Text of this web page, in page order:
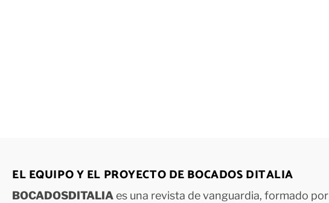
EL EQUIPO Y EL PROYECTO DE BOCADOS DITALIA
BOCADOSDITALIAes una revista de vanguardia, formado por